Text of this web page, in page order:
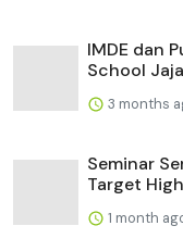
IMDE dan
School
3 months
Seminar
Target
1 month